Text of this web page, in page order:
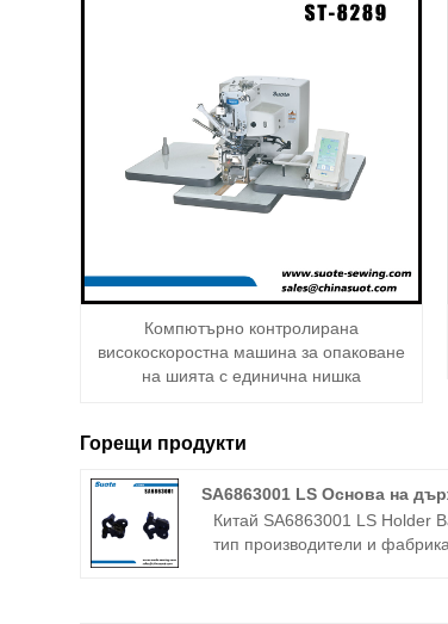
Компютърно контролирана
високоскоростна машина за опаковане
на шията с единична нишка
Горещи продукти
SA6863001 LS Основа на
Китай SA6863001 LS Holder
тип производители и